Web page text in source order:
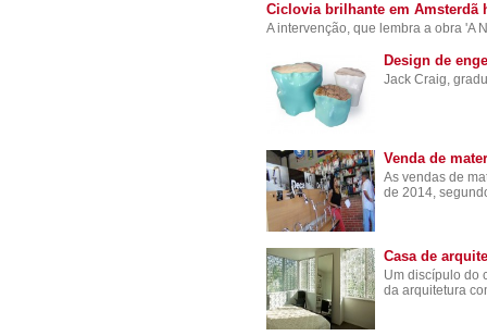
Ciclovia brilhante em Amsterdã
A intervenção, que lembra a obra 'A
Design de
Jack Craig,
Venda de
As vendas de
de 2014,
Casa de
Um discípulo do
da arquitetura